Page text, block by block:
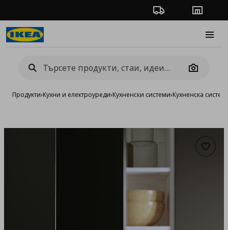
Проследяване на
Camera
Продукти›Кухни и електроуреди›Кухненски системи›Кухненска